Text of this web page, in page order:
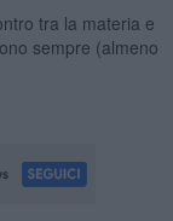
tra la materia e
sempre (almeno